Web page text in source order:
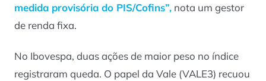
medida provisória do PIS/Cofins”, nota um gestor
de renda fixa.
No Ibovespa, duas ações de maior peso no índice
registraram queda. O papel da Vale (VALE3) recuou